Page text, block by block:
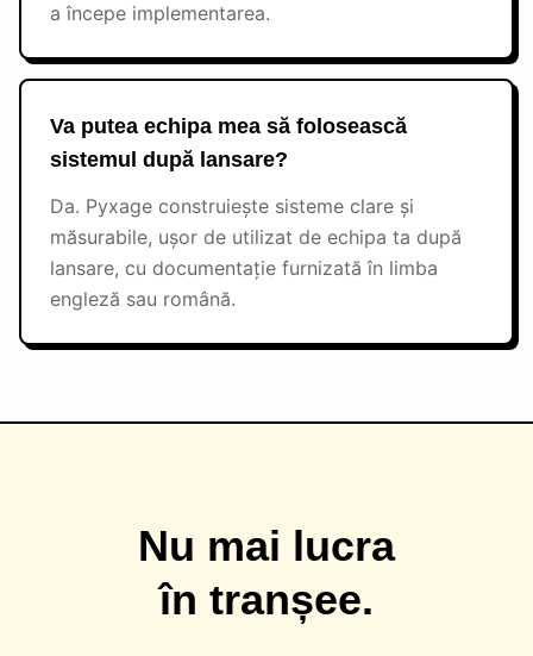
a începe implementarea.
Va putea echipa mea să folosească
sistemul după lansare?
Da. Pyxage construiește sisteme clare și
măsurabile, ușor de utilizat de echipa ta după
lansare, cu documentație furnizată în limba
engleză sau română.
Nu mai lucra
în tranșee.